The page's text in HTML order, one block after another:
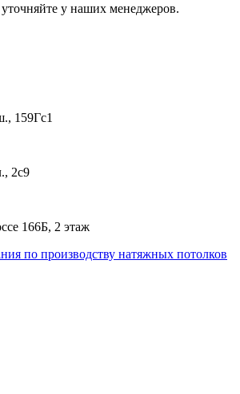
у наших менеджеров.
159Гс1
2с9
166Б, 2 этаж